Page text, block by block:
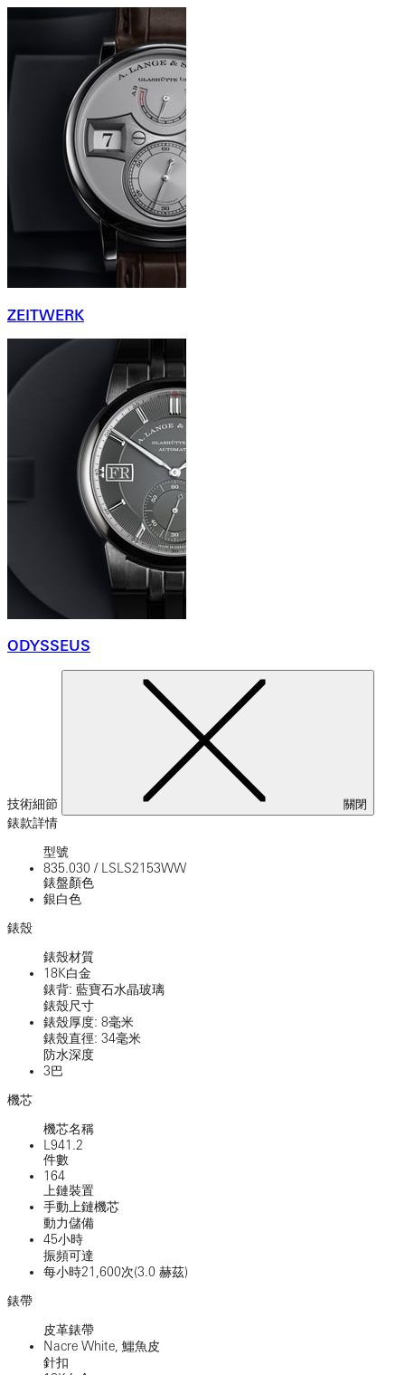
ZEITWERK
ODYSSEUS
技術細節 關閉
錶款詳情
型號
835.030 /
LSLS2153WW
錶盤顏色
銀白色
錶殼
錶殼材質
18K白金
錶背: 藍寶石水晶玻璃
錶殼尺寸
錶殼厚度: 8毫米
錶殼直徑: 34毫米
防水深度
3巴
機芯
機芯名稱
L941.2
件數
164
上鏈裝置
手動上鏈機芯
動力儲備
45小時
振頻可達
每小時21,600次(3.0 赫茲)
錶帶
皮革錶帶
Nacre White, 鱷魚皮
針扣